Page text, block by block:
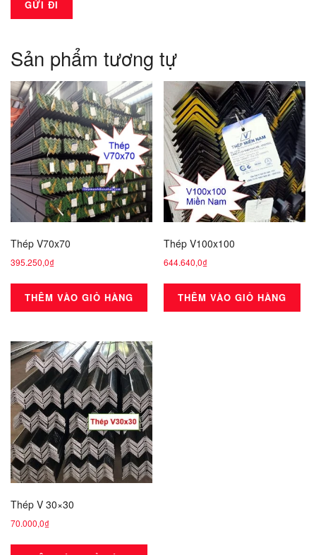
Sản phẩm tương tự
Thép V70x70
395.250,0₫
THÊM VÀO GIỎ HÀNG
Thép V100x100
644.640,0₫
THÊM VÀO GIỎ HÀNG
Thép V 30×30
70.000,0₫